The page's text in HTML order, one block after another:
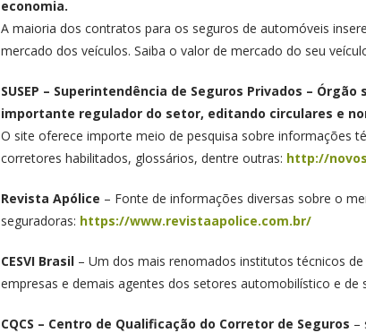
economia.
A maioria dos contratos para os seguros de automóveis
mercado dos veículos. Saiba o valor de mercado do seu
SUSEP – Superintendência de Seguros Privados –
importante regulador do setor, editando circulares e
O site oferece importe meio de pesquisa sobre informações
corretores habilitados, glossários, dentre outras: http://
Revista Apólice – Fonte de informações diversas sobre o
seguradoras: https://www.revistaapolice.com.br/
CESVI Brasil– Um dos mais renomados institutos técnicos
empresas e demais agentes dos setores automobilístico e de
CQCS – Centro de Qualificação do Corretor de Seguros –